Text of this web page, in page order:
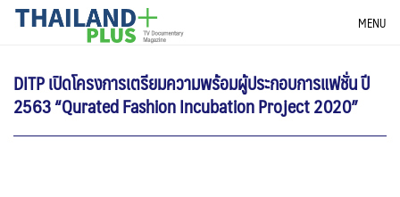
SkipTHAILANDPLUS NEWS MENU
DITP เปิดโครงการเตรียมความพร้อมผู้ประกอบการแฟชั่น ปี
2563 “Qurated Fashion Incubation Project 2020”